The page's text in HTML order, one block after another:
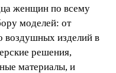
женщин по всему
моделей: от
изделий в
решения,
материалы, и